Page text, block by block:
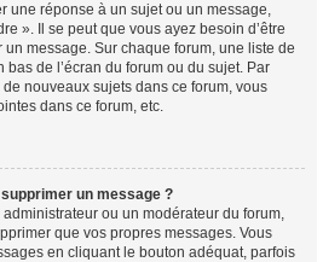
une réponse à un sujet ou un message,
». Il se peut que vous ayez besoin d’être
message. Sur chaque forum, une liste de
de l’écran du forum ou du sujet. Par
nouveaux sujets dans ce forum, vous
dans ce forum, etc.
un message ?
ou un modérateur du forum,
que vos propres messages. Vous
en cliquant le bouton adéquat, parfois